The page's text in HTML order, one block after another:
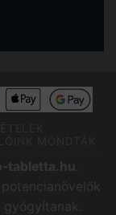
tabletta.hu